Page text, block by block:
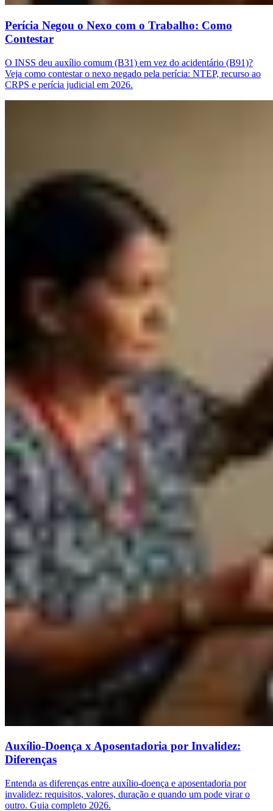
Perícia Negou o Nexo com o Trabalho: Como
Contestar
O INSS deu auxílio comum (B31) em vez do acidentário (B91)?
Veja como contestar o nexo negado pela perícia: NTEP, recurso ao
CRPS e perícia judicial em 2026.
Auxílio-Doença x Aposentadoria por Invalidez:
Diferenças
Entenda as diferenças entre auxílio-doença e aposentadoria por
invalidez: requisitos, valores, duração e quando um pode virar o
outro. Guia completo 2026.